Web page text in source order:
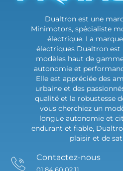
Dualtron est une
Minimotors, spécialiste
électrique. La
électriques Dualtron est
modèles haut de
autonomie et
Elle est appréciée des
urbaine et des
qualité et la robustesse
vous cherchiez un
longue autonomie et
endurant et fiable,
plaisir et de
Contactez-nous
01 84 60 02 11